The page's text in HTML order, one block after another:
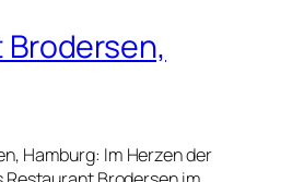
Hamburg: Im Herzen der